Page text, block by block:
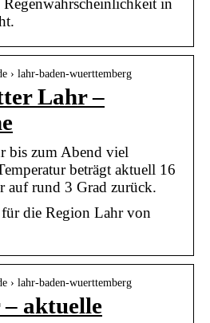
in
› lahr-baden-wuerttemberg
Lahr –
bis zum Abend viel
beträgt aktuell 16
auf rund 3 Grad zurück.
für die Region Lahr von
› lahr-baden-wuerttemberg
aktuelle